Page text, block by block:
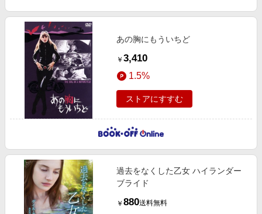
あの胸にもういちど
￥ 3,410
1.5%
ストアにすすむ
過去をなくした乙女 ハイランダー
ブライド
￥ 880送料無料